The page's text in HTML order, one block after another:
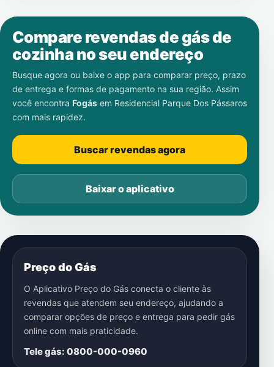
Compare revendas de gás de
cozinha no seu endereço
Busque agora ou baixe o app para comparar preço, prazo
de entrega e formas de pagamento na sua região. Assim
você encontra Fogás em Residencial Parque Dos Pássaros
com mais rapidez.
Buscar revendas agora
Baixar o aplicativo
Preço do Gás
O Aplicativo Preço do Gás conecta o cliente às
revendas que atendem seu endereço, ajudando a
comparar opções de preço e entrega para pedir gás
online com mais praticidade.
Tele gás: 0800-000-0960